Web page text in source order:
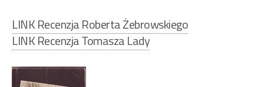
LINK Recenzja Roberta Żebrowskiego
LINK Recenzja Tomasza Lady